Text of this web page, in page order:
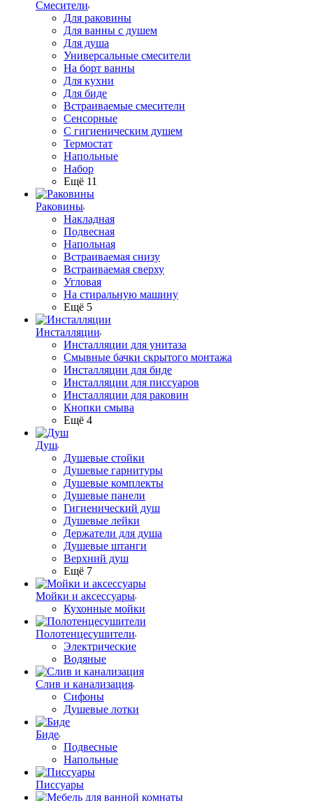
Смесители
Для раковины
Для ванны с душем
Для душа
Универсальные смесители
На борт ванны
Для кухни
Для биде
Встраиваемые смесители
Сенсорные
С гигиеническим душем
Термостат
Напольные
Набор
Ещё 11
Раковины
Накладная
Подвесная
Напольная
Встраиваемая снизу
Встраиваемая сверху
Угловая
На стиральную машину
Ещё 5
Инсталляции
Инсталляции для унитаза
Смывные бачки скрытого монтажа
Инсталляции для биде
Инсталляции для писсуаров
Инсталляции для раковин
Кнопки смыва
Ещё 4
Душ
Душевые стойки
Душевые гарнитуры
Душевые комплекты
Душевые панели
Гигиенический душ
Душевые лейки
Держатели для душа
Душевые штанги
Верхний душ
Ещё 7
Мойки и аксессуары
Кухонные мойки
Полотенцесушители
Электрические
Водяные
Слив и канализация
Сифоны
Душевые лотки
Биде
Подвесные
Напольные
Писсуары